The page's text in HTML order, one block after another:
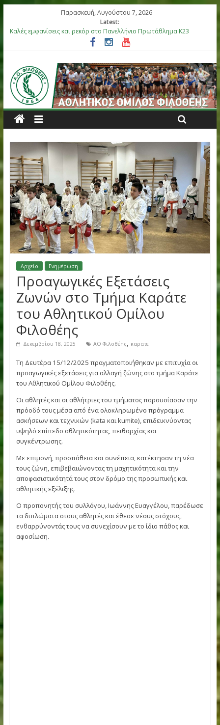
Παρασκευή, Αυγούστου 7, 2026
Latest:
Καλές εμφανίσεις και ρεκόρ στο Πανελλήνιο Πρωτάθλημα Κ23
Αργυρό μετάλλιο η Στεφανίδη, καλές εμφανίσεις στο
Επιτυχίες για τους αθλητές μας στο Πανελλήνιο Πρωτάθλημα
στη Θήβα
Μετάλλια για τα παιδιά του ΑΟ Φιλοθέης στη διεθνή
Ελλάς-Κύπρος
Έξι αθλητές του ΑΟ Φιλοθέης στην αποστολή της Εθνικής
Κ18
Αρχείο Ενημέρωση
Προαγωγικές Εξετάσεις
Ζωνών στο Τμήμα Καράτε
του Αθλητικού Ομίλου
Φιλοθέης
Τη Δευτέρα 15/12/2025 πραγματοποιήθηκαν με επιτυχία
προαγωγικές εξετάσεις για αλλαγή ζώνης στο τμήμα
του Αθλητικού Ομίλου Φιλοθέης.
Οι αθλητές και οι αθλήτριες του τμήματος παρουσίασαν
πρόοδό τους μέσα από ένα ολοκληρωμένο πρόγραμμα
ασκήσεων και τεχνικών (kata και kumite), επιδεικνύοντας
υψηλό επίπεδο αθλητικότητας, πειθαρχίας και
συγκέντρωσης.
Με επιμονή, προσπάθεια και συνέπεια, κατέκτησαν τη νέα
τους ζώνη, επιβεβαιώνοντας τη μαχητικότητα και την
αποφασιστικότητά τους στον δρόμο της προσωπικής και
Ο προπονητής του συλλόγου, Ιωάννης Ευαγγέλου,